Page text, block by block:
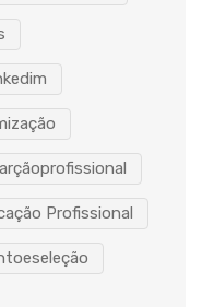
Profissional